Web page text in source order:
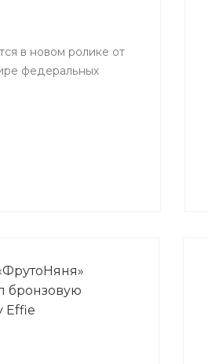
в новом ролике от
федеральных
бронзовую
Effie